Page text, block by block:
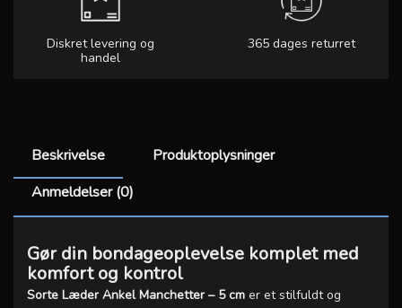
Diskret levering og
handel
365 dages returret
Beskrivelse
Produktoplysninger
Anmeldelser (0)
Gør din bondageoplevelse komplet med
komfort og kontrol
Sorte Læder Ankel Manchetter – 5 cm er et stilfuldt og